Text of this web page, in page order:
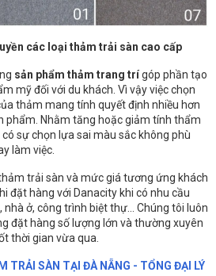
các loại thảm trải sàn cao cấp
sản phẩm thảm trang trígóp phần tạo
mỹ đối với du khách. Vì vậy việc chọn
thảm mang tính quyết định nhiều hơn
phẩm. Nhằm tăng hoặc giảm tính thẩm
sự chọn lựa sai màu sắc không phù
làm việc.
trải sàn và mức giá tương ứng khách
đặt hàng với Danacity khi có nhu cầu
nhà ở, công trình biệt thự… Chúng tôi luôn
đặt hàng số lượng lớn và thường xuyên
thời gian vừa qua.
TRẢI SÀN TẠI ĐÀ NẴNG - TỔNG ĐẠI LÝ